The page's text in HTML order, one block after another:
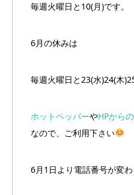
毎週火曜日と10(月)です。
6月の休みは
毎週火曜日と23(水)24(木
ホットペッパーやHPから
なので、ご利用下さい
6月1日より電話番号が変わ